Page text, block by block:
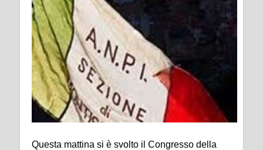
Questa mattina si è svolto il Congresso della